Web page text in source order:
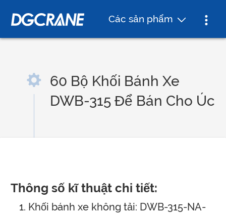
Các sản phẩm
60 Bộ Khối Bánh Xe
DWB-315 Để Bán Cho Úc
Thông số kĩ thuật chi tiết:
Khối bánh xe không tải: DWB-315-NA-